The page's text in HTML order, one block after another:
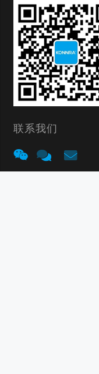
联系我们